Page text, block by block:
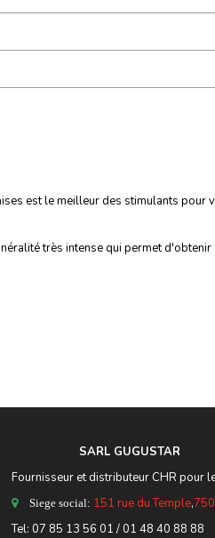
est le meilleur des stimulants pour
très intense qui permet d'obtenir
SARL GUGUSTAR
Fournisseur et distributeur CHR pour
Siege social: 151 rue du Temple,
Tel: 07 85 13 56 01 / 01 48 40 88 88